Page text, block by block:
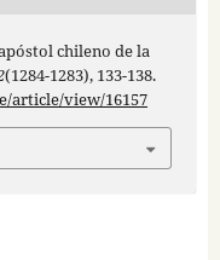
chileno de la
(1284-1283), 133-138.
article/view/16157